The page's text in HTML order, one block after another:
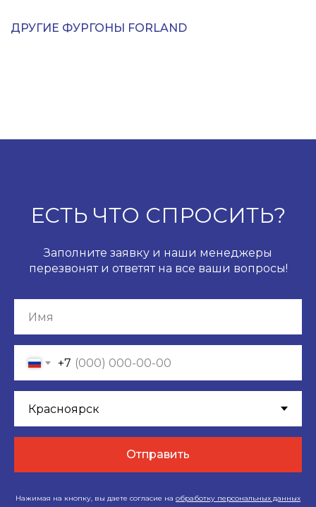
ДРУГИЕ ФУРГОНЫ FORLAND
ЕСТЬ ЧТО СПРОСИТЬ?
Заполните заявку и наши менеджеры
перезвонят и ответят на все ваши вопросы!
+7
Отправить
Нажимая на кнопку, вы даете согласие на обработку персональных данных